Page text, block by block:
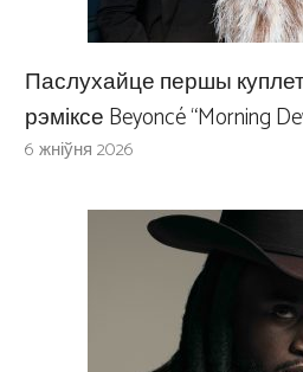
Паслухайце першы куплет
рэміксе Beyoncé “Morning
6 жніўня 2026